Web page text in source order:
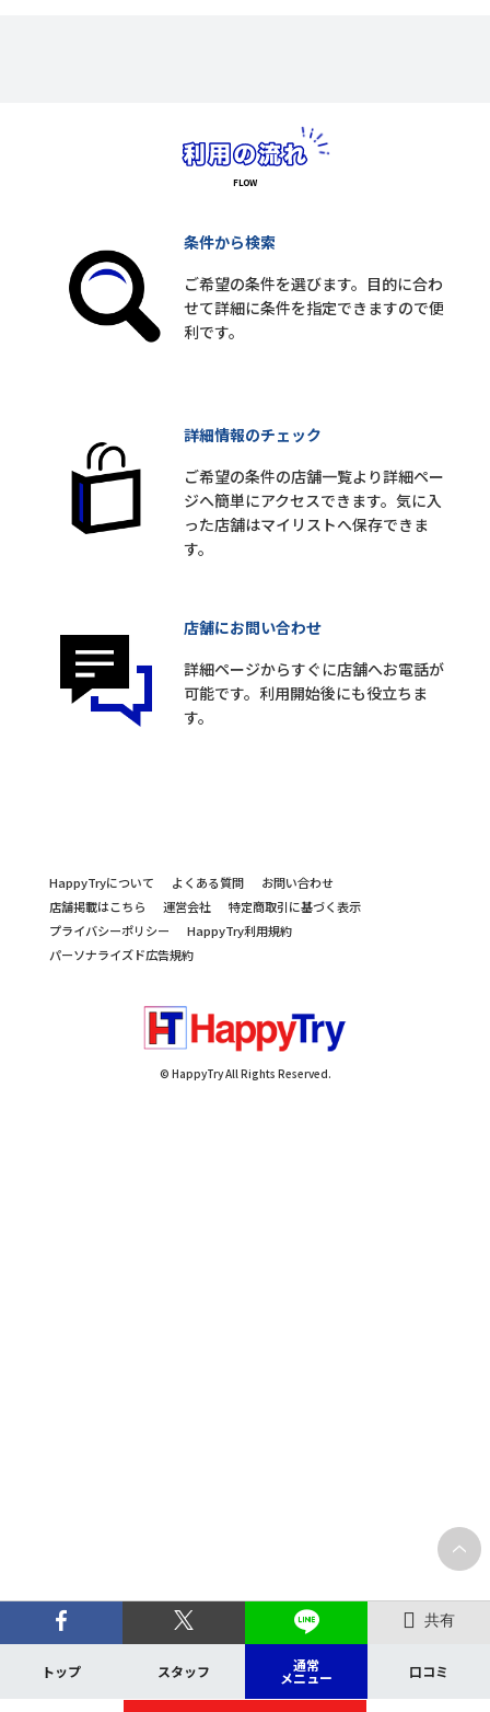
共有
トップ スタッフ 通常
メニュー 口コミ
条件から検索
ご希望の条件を選びます。目的に合わ
せて詳細に条件を指定できますので便
利です。
詳細情報のチェック
ご希望の条件の店舗一覧より詳細ペー
ジへ簡単にアクセスできます。気に入
った店舗はマイリストへ保存できま
す。
店舗にお問い合わせ
詳細ページからすぐに店舗へお電話が
可能です。利用開始後にも役立ちま
す。
HappyTryについて よくある質問
お問い合わせ
店舗掲載はこちら
運営会社
特定商取引に基づく表示
プライバシーポリシー
HappyTry利用規約
パーソナライズド広告規約
© HappyTry All Rights Reserved.